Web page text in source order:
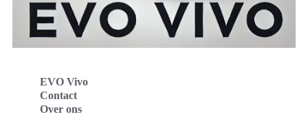
EVO Vivo
Contact
Over ons